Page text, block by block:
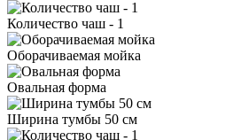
Количество чаш - 1
Оборачиваемая мойка
Овальная форма
Ширина тумбы 50 см